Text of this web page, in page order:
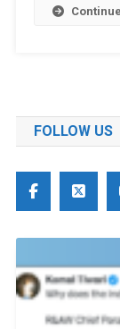
FOLLOW US